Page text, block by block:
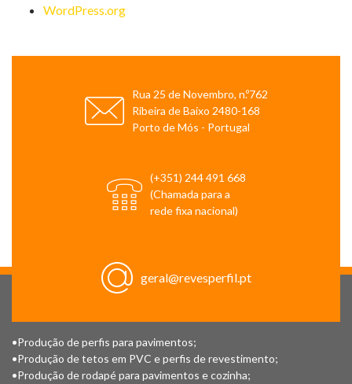
WordPress.org
Rua 25 de Novembro, n.º762
Ribeira de Baixo 2480-168
Porto de Mós - Portugal
(+351) 244 491 668
(Chamada para a
rede fixa nacional)
geral@revesperfil.pt
•Produção de perfis para pavimentos;
•Produção de tetos em PVC e perfis de revestimento;
•Produção de rodapé para pavimentos e cozinha;